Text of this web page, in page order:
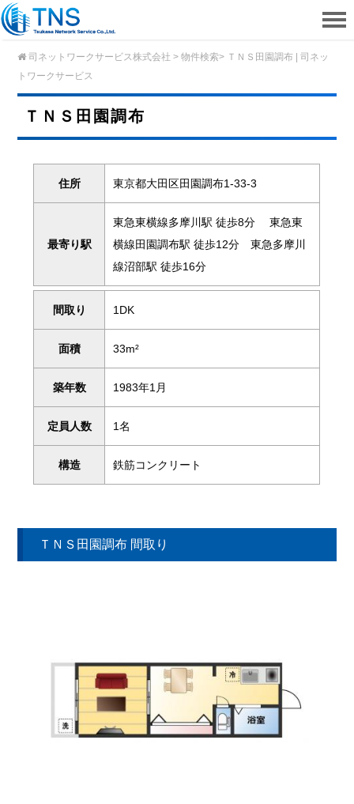
司ネットワークサービス株式会社 > 物件検索> ＴＮＳ田園調布 | 司ネッ
トワークサービス
ＴＮＳ田園調布
住所 東京都大田区田園調布1-33-3
最寄り駅
東急東横線多摩川駅 徒歩8分 東急東
横線田園調布駅 徒歩12分 東急多摩川
線沼部駅 徒歩16分
間取り 1DK
面積 33m²
築年数 1983年1月
定員人数 1名
構造 鉄筋コンクリート
ＴＮＳ田園調布 間取り